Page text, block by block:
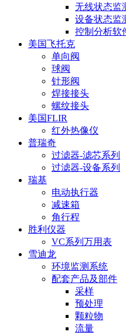
无线状态监
设备状态监
控制分析软
美国飞托克
单向阀
球阀
针形阀
焊接接头
螺纹接头
美国FLIR
红外热像仪
普瑞奇
过滤器-滤芯系列
过滤器-设备系列
瑞基
电动执行器
减速箱
角行程
胜利仪器
VC系列万用表
雪迪龙
环境监测系统
配套产品及部件
采样
预处理
颗粒物
流量